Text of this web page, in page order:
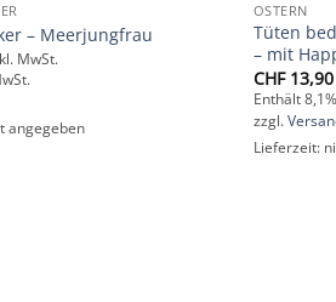
– Meerjungfrau
MwSt.
angegeben
OSTERN
Tüten
– mit
CHF13,90
Enthält
zzgl.
Lieferzeit: